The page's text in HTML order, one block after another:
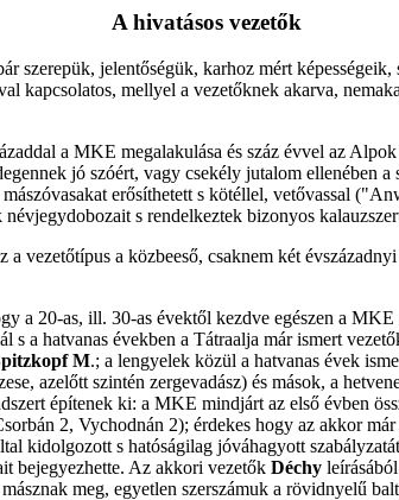
A hivatásos vezetők
szerepük, jelentőségük, karhoz mért
kapcsolatos, mellyel a vezetőknek akarva,
a MKE megalakulása és száz évvel az
jó szóért, vagy csekély jutalom ellenében
erősíthetett s kötéllel, vetővassal
s rendelkeztek bizonyos
vezetőtípus a közbeeső, csaknem két
a 20-as, ill. 30-as évektől kezdve egészen a
s a hatvanas években a Tátraalja már ismert
M.; a lengyelek közül a hatvanas évek
azelőtt szintén zergevadász) és mások, a
építenek ki: a MKE mindjárt az első évben
2, Vychodnán 2); érdekes hogy az akkor már
kidolgozott s hatóságilag jóváhagyott
bejegyezhette. Az akkori vezetők Déchy
meg, egyetlen szerszámuk a rövidnyelű